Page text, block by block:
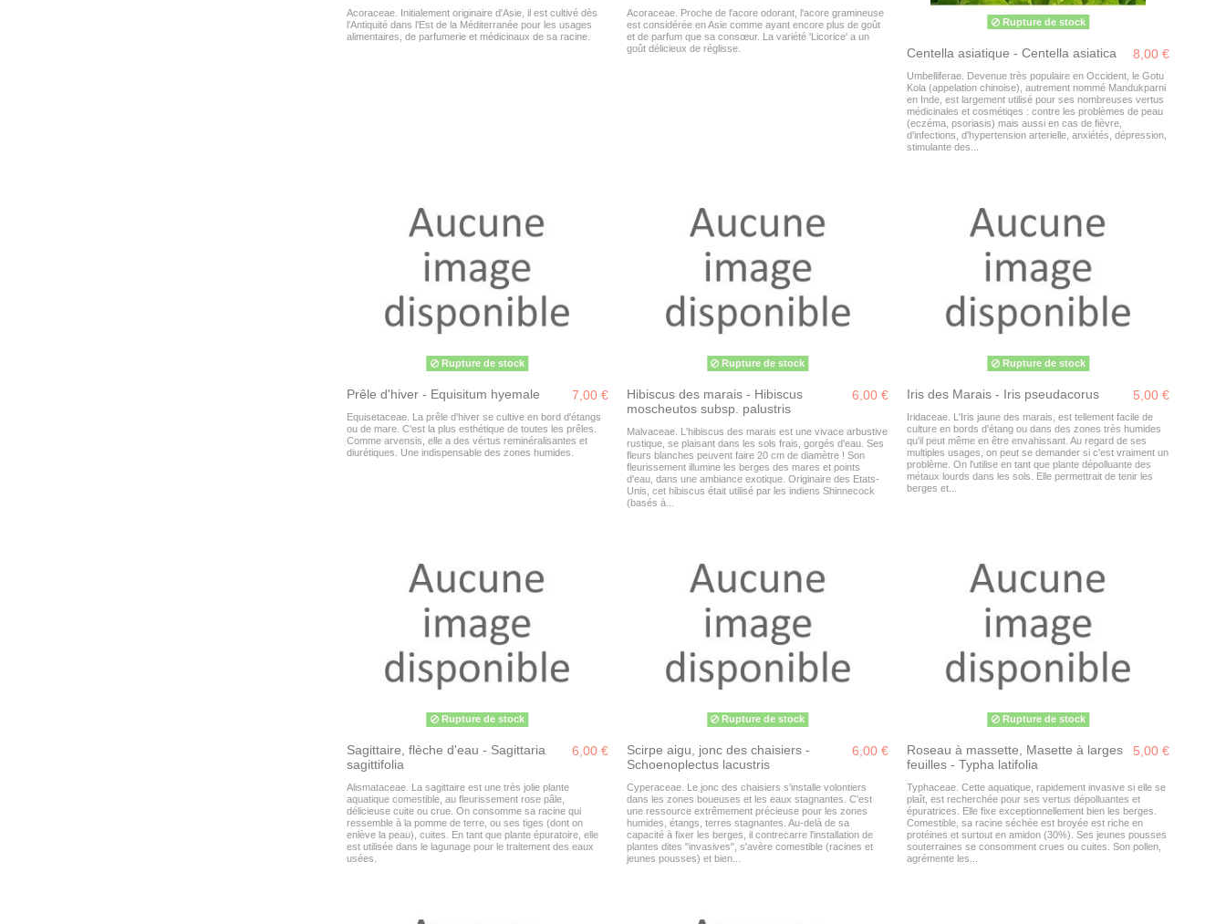
Acoraceae. Initialement originaire d'Asie, il est cultivé dès
l'Antiquité dans l'Est de la Méditerranée pour les usages
alimentaires, de parfumerie et médicinaux de sa racine.
Acoraceae. Proche de l'acore odorant, l'acore gramineuse
est considérée en Asie comme ayant encore plus de goût
et de parfum que sa consœur. La variété 'Licorice' a un
goût délicieux de réglisse.
Rupture de stock
Centella asiatique - Centella asiatica 8,00 €
Umbelliferae. Devenue très populaire en Occident, le Gotu
Kola (appelation chinoise), autrement nommé Mandukparni
en Inde, est largement utilisé pour ses nombreuses vertus
médicinales et cosmétiqes : contre les problèmes de peau
(eczéma, psoriasis) mais aussi en cas de fièvre,
d'infections, d'hypertension arterielle, anxiétés, dépression,
stimulante des...
Rupture de stock
Prêle d'hiver - Equisitum hyemale 7,00 €
Equisetaceae. La prêle d'hiver se cultive en bord d'étangs
ou de mare. C'est la plus esthétique de toutes les prêles.
Comme arvensis, elle a des vértus reminéralisantes et
diurétiques. Une indispensable des zones humides.
Rupture de stock
Hibiscus des marais - Hibiscus
moscheutos subsp. palustris
6,00 €
Malvaceae. L'hibiscus des marais est une vivace arbustive
rustique, se plaisant dans les sols frais, gorgés d'eau. Ses
fleurs blanches peuvent faire 20 cm de diamètre ! Son
fleurissement illumine les berges des mares et points
d'eau, dans une ambiance exotique. Originaire des Etats-
Unis, cet hibiscus était utilisé par les indiens Shinnecock
(basés à...
Rupture de stock
Iris des Marais - Iris pseudacorus 5,00 €
Iridaceae. L'Iris jaune des marais, est tellement facile de
culture en bords d'étang ou dans des zones très humides
qu'il peut même en être envahissant. Au regard de ses
multiples usages, on peut se demander si c'est vraiment un
problème. On l'utilise en tant que plante dépolluante des
métaux lourds dans les sols. Elle permettrait de tenir les
berges et...
Rupture de stock
Sagittaire, flèche d'eau - Sagittaria
sagittifolia
6,00 €
Alismataceae. La sagittaire est une très jolie plante
aquatique comestible, au fleurissement rose pâle,
délicieuse cuite ou crue. On consomme sa racine qui
ressemble à la pomme de terre, ou ses tiges (dont on
enlève la peau), cuites. En tant que plante épuratoire, elle
est utilisée dans le lagunage pour le traitement des eaux
usées.
Rupture de stock
Scirpe aigu, jonc des chaisiers -
Schoenoplectus lacustris
6,00 €
Cyperaceae. Le jonc des chaisiers s'installe volontiers
dans les zones boueuses et les eaux stagnantes. C'est
une ressource extrêmement précieuse pour les zones
humides, étangs, terres stagnantes. Au-delà de sa
capacité à fixer les berges, il contrecarre l'installation de
plantes dites "invasives", s'avère comestible (racines et
jeunes pousses) et bien...
Rupture de stock
Roseau à massette, Masette à larges
feuilles - Typha latifolia
5,00 €
Typhaceae. Cette aquatique, rapidement invasive si elle se
plaît, est recherchée pour ses vertus dépolluantes et
épuratrices. Elle fixe exceptionnellement bien les berges.
Comestible, sa racine séchée est broyée est riche en
protéines et surtout en amidon (30%). Ses jeunes pousses
souterraines se consomment crues ou cuites. Son pollen,
agrémente les...